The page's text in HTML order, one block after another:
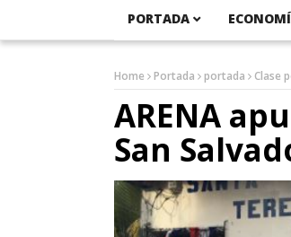
PORTADA
Home Portada portada Clase
ARENA
San